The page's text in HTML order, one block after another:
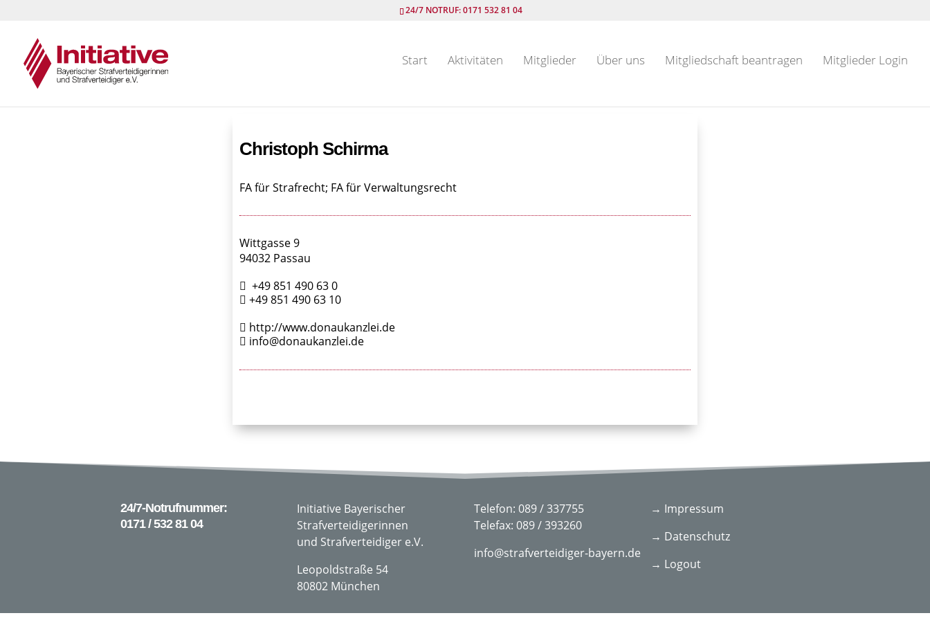
24/7 NOTRUF: 0171 532 81 04
Start Aktivitäten Mitglieder Über uns Mitgliedschaft beantragen Mitglieder Login
Christoph Schirma
FA für Strafrecht; FA für Verwaltungsrecht
Wittgasse 9
94032 Passau
+49 851 490 63 0
+49 851 490 63 10
http://www.donaukanzlei.de
info@donaukanzlei.de
24/7-Notrufnummer:
0171 / 532 81 04
Initiative Bayerischer
Strafverteidigerinnen
und Strafverteidiger e.V.
Leopoldstraße 54
80802 München
Telefon: 089 / 337755
Telefax: 089 / 393260
info@strafverteidiger-bayern.de
→ Impressum
→ Datenschutz
→ Logout